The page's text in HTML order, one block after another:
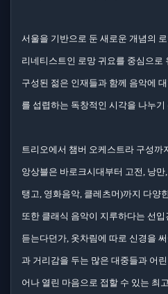
서울을 기반으로 둔 새로운 개념의
리네티스트인 로망 귀요를 중심으로
구성된 젊은 인재들과 함께 음악에
를 섭렵하는 독창적인 시각을 나누기
트리오에서 챔버 오케스트라 구성까
앙상블은 바로크시대부터 고전, 낭만
탱고, 영화음악, 클레츠머)까지 다양
또한 클래식 음악이 지루하다는 선
듣는다던가, 옷차림에 따로 신경을
과 거리감을 두는 많은 대중들과 어
어나 열린 마음으로 접할 수 있는 최